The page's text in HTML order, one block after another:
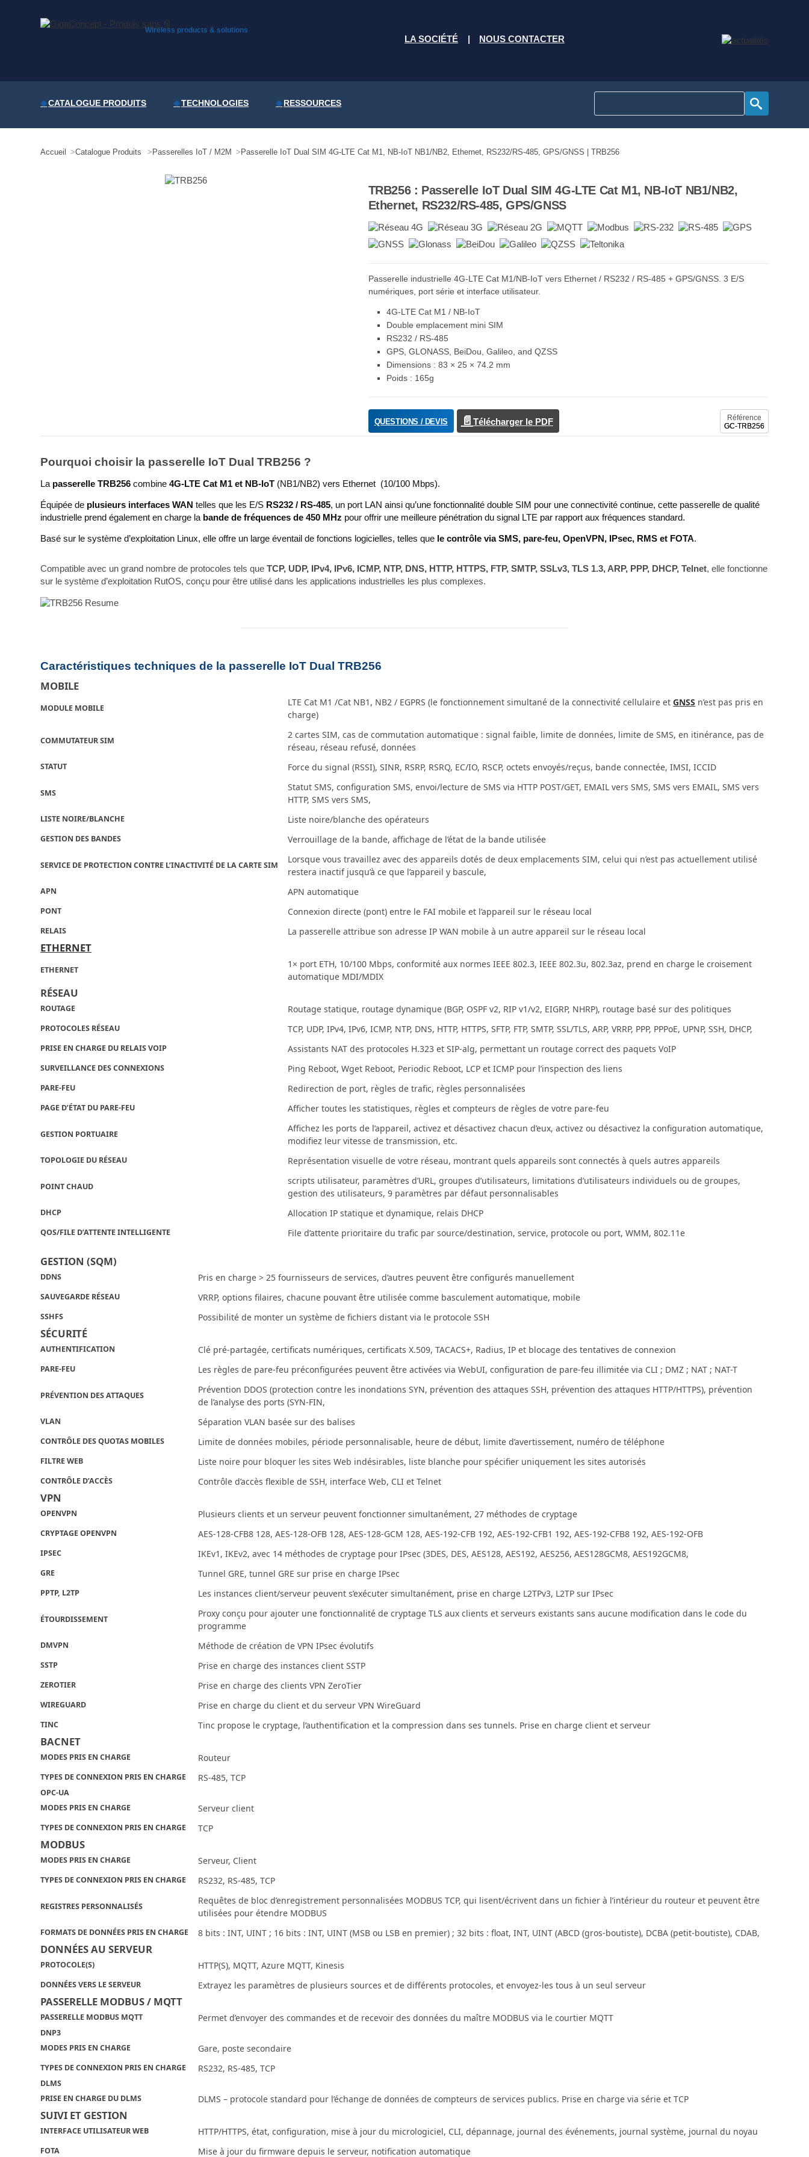
Wireless products & solutions
LA SOCIÉTÉ NOUS CONTACTER
CATALOGUE PRODUITS TECHNOLOGIES RESSOURCES
Accueil Catalogue Produits Passerelles IoT / M2M Passerelle IoT Dual SIM 4G-LTE Cat M1, NB-IoT NB1/NB2, Ethernet, RS232/RS-485, GPS/GNSS | TRB256
TRB256 : Passerelle IoT Dual SIM 4G-LTE Cat M1, NB-IoT NB1/NB2,
Ethernet, RS232/RS-485, GPS/GNSS
Passerelle industrielle 4G-LTE Cat M1/NB-IoT vers Ethernet / RS232 / RS-485 + GPS/GNSS. 3 E/S
numériques, port série et interface utilisateur.
4G-LTE Cat M1 / NB-IoT
Double emplacement mini SIM
RS232 / RS-485
GPS, GLONASS, BeiDou, Galileo, and QZSS
Dimensions : 83 × 25 × 74.2 mm
Poids : 165g
Référence
GC-TRB256
QUESTIONS / DEVIS Télécharger le PDF
Pourquoi choisir la passerelle IoT Dual TRB256 ?
La passerelle TRB256 combine4G-LTE Cat M1 et NB-IoT (NB1/NB2) vers Ethernet (10/100 Mbps).
Équipée de plusieurs interfaces WAN telles que les E/S RS232 / RS-485, un port LAN ainsi qu’une fonctionnalité double SIM pour une connectivité continue, cette passerelle de qualité
industrielle prend également en charge la bande de fréquences de 450 MHz pour offrir une meilleure pénétration du signal LTE par rapport aux fréquences standard.
Basé sur le système d’exploitation Linux, elle offre un large éventail de fonctions logicielles, telles que le contrôle via SMS, pare-feu, OpenVPN, IPsec, RMS et FOTA.
Compatible avec un grand nombre de protocoles tels queTCP, UDP, IPv4, IPv6, ICMP, NTP, DNS, HTTP, HTTPS, FTP, SMTP, SSLv3, TLS 1.3, ARP, PPP, DHCP, Telnet, elle fonctionne
sur le système d’exploitation RutOS, conçu pour être utilisé dans les applications industrielles les plus complexes.
Caractéristiques techniques de la passerelle IoT Dual TRB256
MOBILE
MODULE MOBILE
LTE Cat M1 /Cat NB1, NB2 / EGPRS (le fonctionnement simultané de la connectivité cellulaire etGNSS n’est pas pris en
charge)
COMMUTATEUR SIM
2 cartes SIM, cas de commutation automatique : signal faible, limite de données, limite de SMS, en itinérance, pas de
réseau, réseau refusé, données
STATUT Force du signal (RSSI), SINR, RSRP, RSRQ, EC/IO, RSCP, octets envoyés/reçus, bande connectée, IMSI, ICCID
SMS
Statut SMS, configuration SMS, envoi/lecture de SMS via HTTP POST/GET, EMAIL vers SMS, SMS vers EMAIL, SMS vers
HTTP, SMS vers SMS,
LISTE NOIRE/BLANCHE Liste noire/blanche des opérateurs
GESTION DES BANDES Verrouillage de la bande, affichage de l’état de la bande utilisée
SERVICE DE PROTECTION CONTRE L’INACTIVITÉ DE LA CARTE SIM
Lorsque vous travaillez avec des appareils dotés de deux emplacements SIM, celui qui n’est pas actuellement utilisé
restera inactif jusqu’à ce que l’appareil y bascule,
APN APN automatique
PONT Connexion directe (pont) entre le FAI mobile et l’appareil sur le réseau local
RELAIS La passerelle attribue son adresse IP WAN mobile à un autre appareil sur le réseau local
ETHERNET
ETHERNET
1× port ETH, 10/100 Mbps, conformité aux normes IEEE 802.3, IEEE 802.3u, 802.3az, prend en charge le croisement
automatique MDI/MDIX
RÉSEAU
ROUTAGE Routage statique, routage dynamique (BGP, OSPF v2, RIP v1/v2, EIGRP, NHRP), routage basé sur des politiques
PROTOCOLES RÉSEAU TCP, UDP, IPv4, IPv6, ICMP, NTP, DNS, HTTP, HTTPS, SFTP, FTP, SMTP, SSL/TLS, ARP, VRRP, PPP, PPPoE, UPNP, SSH, DHCP,
PRISE EN CHARGE DU RELAIS VOIP Assistants NAT des protocoles H.323 et SIP-alg, permettant un routage correct des paquets VoIP
SURVEILLANCE DES CONNEXIONS Ping Reboot, Wget Reboot, Periodic Reboot, LCP et ICMP pour l’inspection des liens
PARE-FEU Redirection de port, règles de trafic, règles personnalisées
PAGE D’ÉTAT DU PARE-FEU Afficher toutes les statistiques, règles et compteurs de règles de votre pare-feu
GESTION PORTUAIRE
Affichez les ports de l’appareil, activez et désactivez chacun d’eux, activez ou désactivez la configuration automatique,
modifiez leur vitesse de transmission, etc.
TOPOLOGIE DU RÉSEAU Représentation visuelle de votre réseau, montrant quels appareils sont connectés à quels autres appareils
POINT CHAUD
scripts utilisateur, paramètres d’URL, groupes d’utilisateurs, limitations d’utilisateurs individuels ou de groupes,
gestion des utilisateurs, 9 paramètres par défaut personnalisables
DHCP Allocation IP statique et dynamique, relais DHCP
QOS/FILE D’ATTENTE INTELLIGENTE File d’attente prioritaire du trafic par source/destination, service, protocole ou port, WMM, 802.11e
GESTION (SQM)
DDNS Pris en charge > 25 fournisseurs de services, d’autres peuvent être configurés manuellement
SAUVEGARDE RÉSEAU VRRP, options filaires, chacune pouvant être utilisée comme basculement automatique, mobile
SSHFS Possibilité de monter un système de fichiers distant via le protocole SSH
SÉCURITÉ
AUTHENTIFICATION Clé pré-partagée, certificats numériques, certificats X.509, TACACS+, Radius, IP et blocage des tentatives de connexion
PARE-FEU Les règles de pare-feu préconfigurées peuvent être activées via WebUI, configuration de pare-feu illimitée via CLI ; DMZ ; NAT ; NAT-T
PRÉVENTION DES ATTAQUES
Prévention DDOS (protection contre les inondations SYN, prévention des attaques SSH, prévention des attaques HTTP/HTTPS), prévention
de l’analyse des ports (SYN-FIN,
VLAN Séparation VLAN basée sur des balises
CONTRÔLE DES QUOTAS MOBILES Limite de données mobiles, période personnalisable, heure de début, limite d’avertissement, numéro de téléphone
FILTRE WEB Liste noire pour bloquer les sites Web indésirables, liste blanche pour spécifier uniquement les sites autorisés
CONTRÔLE D’ACCÈS Contrôle d’accès flexible de SSH, interface Web, CLI et Telnet
VPN
OPENVPN Plusieurs clients et un serveur peuvent fonctionner simultanément, 27 méthodes de cryptage
CRYPTAGE OPENVPN AES-128-CFB8 128, AES-128-OFB 128, AES-128-GCM 128, AES-192-CFB 192, AES-192-CFB1 192, AES-192-CFB8 192, AES-192-OFB
IPSEC IKEv1, IKEv2, avec 14 méthodes de cryptage pour IPsec (3DES, DES, AES128, AES192, AES256, AES128GCM8, AES192GCM8,
GRE Tunnel GRE, tunnel GRE sur prise en charge IPsec
PPTP, L2TP Les instances client/serveur peuvent s’exécuter simultanément, prise en charge L2TPv3, L2TP sur IPsec
ÉTOURDISSEMENT
Proxy conçu pour ajouter une fonctionnalité de cryptage TLS aux clients et serveurs existants sans aucune modification dans le code du
programme
DMVPN Méthode de création de VPN IPsec évolutifs
SSTP Prise en charge des instances client SSTP
ZEROTIER Prise en charge des clients VPN ZeroTier
WIREGUARD Prise en charge du client et du serveur VPN WireGuard
TINC Tinc propose le cryptage, l’authentification et la compression dans ses tunnels. Prise en charge client et serveur
BACNET
MODES PRIS EN CHARGE Routeur
TYPES DE CONNEXION PRIS EN CHARGE RS-485, TCP
OPC-UA
MODES PRIS EN CHARGE
Serveur client
TYPES DE CONNEXION PRIS EN CHARGE TCP
MODBUS
MODES PRIS EN CHARGE Serveur, Client
TYPES DE CONNEXION PRIS EN CHARGE RS232, RS-485, TCP
REGISTRES PERSONNALISÉS
Requêtes de bloc d’enregistrement personnalisées MODBUS TCP, qui lisent/écrivent dans un fichier à l’intérieur du routeur et peuvent être
utilisées pour étendre MODBUS
FORMATS DE DONNÉES PRIS EN CHARGE 8 bits : INT, UINT ; 16 bits : INT, UINT (MSB ou LSB en premier) ; 32 bits : float, INT, UINT (ABCD (gros-boutiste), DCBA (petit-boutiste), CDAB,
DONNÉES AU SERVEUR
PROTOCOLE(S) HTTP(S), MQTT, Azure MQTT, Kinesis
DONNÉES VERS LE SERVEUR Extrayez les paramètres de plusieurs sources et de différents protocoles, et envoyez-les tous à un seul serveur
PASSERELLE MODBUS / MQTT
PASSERELLE MODBUS MQTT Permet d’envoyer des commandes et de recevoir des données du maître MODBUS via le courtier MQTT
DNP3
MODES PRIS EN CHARGE
Gare, poste secondaire
TYPES DE CONNEXION PRIS EN CHARGE RS232, RS-485, TCP
DLMS
PRISE EN CHARGE DU DLMS
DLMS – protocole standard pour l’échange de données de compteurs de services publics. Prise en charge via série et TCP
SUIVI ET GESTION
INTERFACE UTILISATEUR WEB HTTP/HTTPS, état, configuration, mise à jour du micrologiciel, CLI, dépannage, journal des événements, journal système, journal du noyau
FOTA Mise à jour du firmware depuis le serveur, notification automatique